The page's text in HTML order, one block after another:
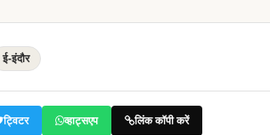
ई-इंदौर
ट्विटर व्हाट्सएप लिंक कॉपी करें